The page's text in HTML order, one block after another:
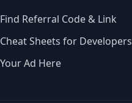
Find Referral Code & Link
Cheat Sheets for Developers
Your Ad Here